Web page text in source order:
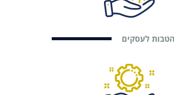
לעסקים